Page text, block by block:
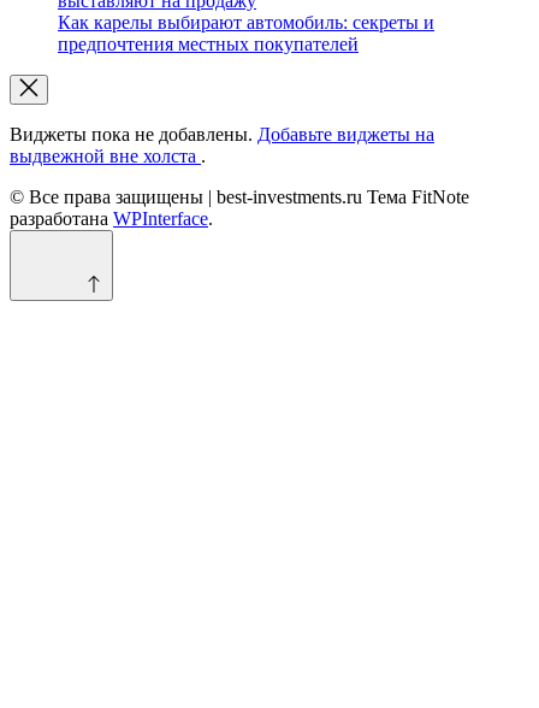
Как карелы выбирают автомобиль: секреты и
предпочтения местных покупателей
Виджеты пока не добавлены. Добавьте виджеты на
выдвежной вне холста .
© Все права защищены | best-investments.ru Тема FitNote
разработана WPInterface.